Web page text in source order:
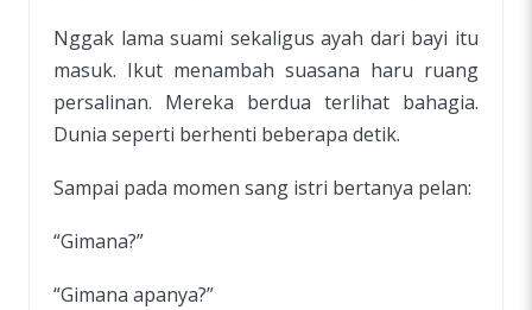
Nggak lama suami sekaligus ayah dari bayi itu
masuk. Ikut menambah suasana haru ruang
persalinan. Mereka berdua terlihat bahagia.
Dunia seperti berhenti beberapa detik.
Sampai pada momen sang istri bertanya pelan:
“Gimana?”
“Gimana apanya?”